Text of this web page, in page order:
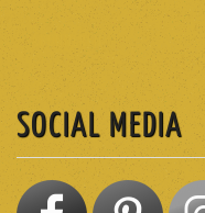
SOCIAL MEDIA